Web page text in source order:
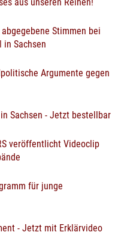
Stimmen bei
in Sachsen
Argumente gegen
Sachsen - Jetzt bestellbar
veröffentlicht Videoclip
für junge
- Jetzt mit Erklärvideo